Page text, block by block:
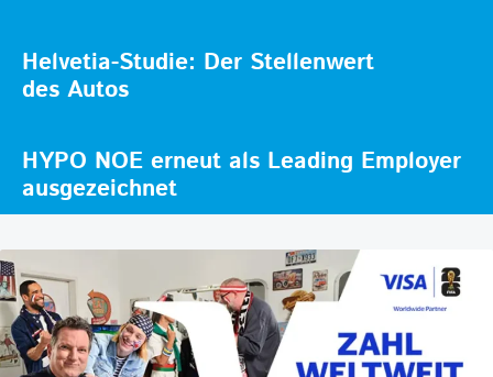
Helvetia-Studie: Der Stellenwert
des Autos
HYPO NOE erneut als Leading Employer
ausgezeichnet